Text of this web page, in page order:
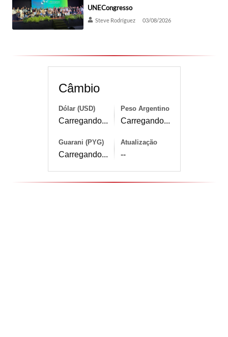
UNECongresso
Steve Rodríguez 03/08/2026
Câmbio
Dólar (USD)
Carregando...
Peso Argentino
Carregando...
Guarani (PYG)
Carregando...
Atualização
--